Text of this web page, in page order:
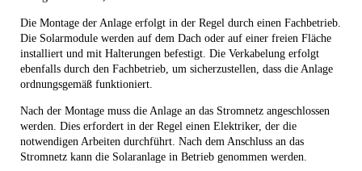
Die Montage der Anlage erfolgt in der Regel durch einen Fachbetrieb.
Die Solarmodule werden auf dem Dach oder auf einer freien Fläche
installiert und mit Halterungen befestigt. Die Verkabelung erfolgt
ebenfalls durch den Fachbetrieb, um sicherzustellen, dass die Anlage
ordnungsgemäß funktioniert.
Nach der Montage muss die Anlage an das Stromnetz angeschlossen
werden. Dies erfordert in der Regel einen Elektriker, der die
notwendigen Arbeiten durchführt. Nach dem Anschluss an das
Stromnetz kann die Solaranlage in Betrieb genommen werden.